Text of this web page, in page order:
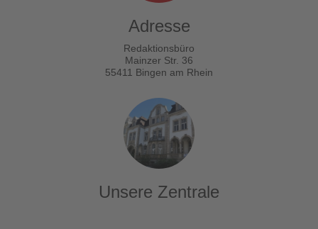
Adresse
Redaktionsbüro
Mainzer Str. 36
55411 Bingen am Rhein
Unsere Zentrale